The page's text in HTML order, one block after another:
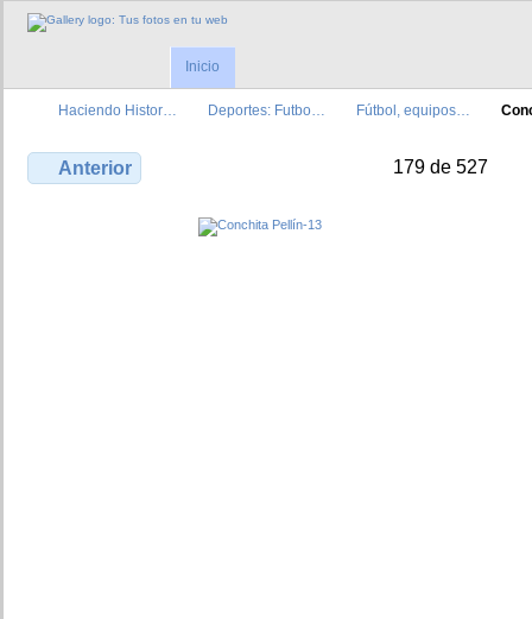
Inicio
Haciendo Histor… Deportes: Futbo… Fútbol, equipos…
Anterior 179 de 527